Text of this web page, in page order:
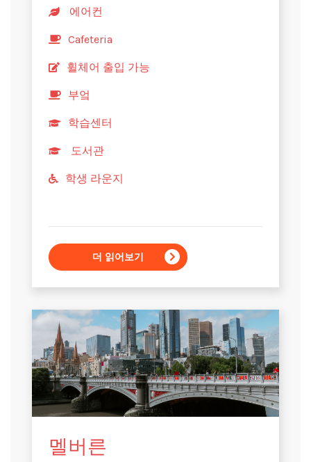
에어컨
Cafeteria
휠체어 출입 가능
부엌
학습센터
도서관
학생 라운지
더 읽어보기
멜버른